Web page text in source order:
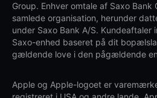
Group. Enhver omtale af Saxo Bank
samlede organisation, herunder
under Saxo Bank A/S. Kundeaftaler
Saxo-enhed baseret på dit
gældende love i den pågældende
Apple og Apple-logoet er